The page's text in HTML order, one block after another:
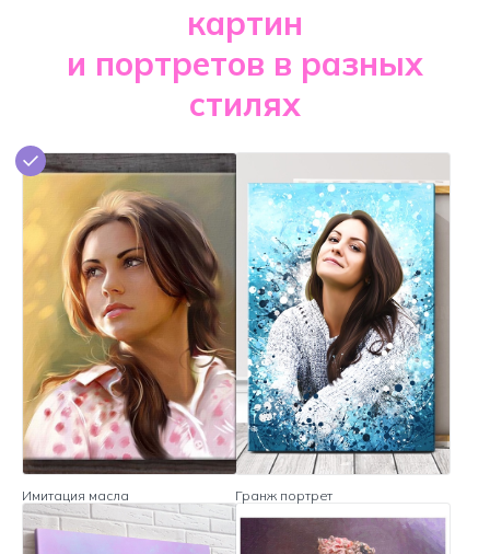
картин
и портретов в разных
стилях
Имитация масла Гранж портрет